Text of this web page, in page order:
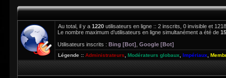
Au total, il y a 1220 utilisateurs en ligne :: 2 inscrits, 0 invisible et
Le nombre maximum d’utilisateurs en ligne simultanément a été de
Utilisateurs inscrits : Bing [Bot] Google [Bot]
Légende :: Administrateurs Modérateurs globaux Impériaux